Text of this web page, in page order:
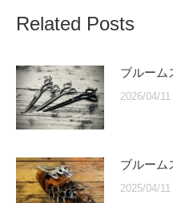
Related Posts
ブルーム
2026/04/11
ブルーム
2025/04/11